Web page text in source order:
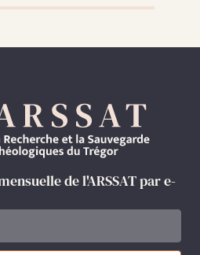
de l'ARSSAT par e-